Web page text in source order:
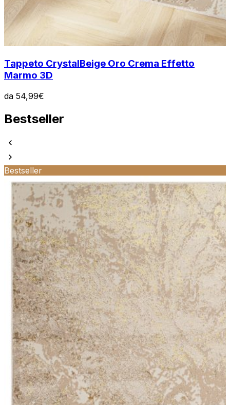
Tappeto CrystalBeige Oro Crema Effetto
Marmo 3D
da 54,99€
Bestseller
Bestseller